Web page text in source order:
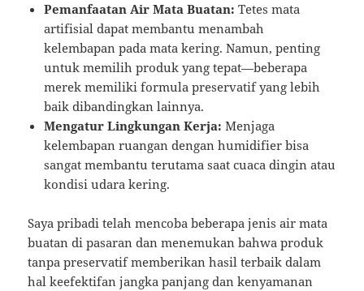
Pemanfaatan Air Mata Buatan: Tetes mata
artifisial dapat membantu menambah
kelembapan pada mata kering. Namun, penting
untuk memilih produk yang tepat—beberapa
merek memiliki formula preservatif yang lebih
baik dibandingkan lainnya.
Mengatur Lingkungan Kerja: Menjaga
kelembapan ruangan dengan humidifier bisa
sangat membantu terutama saat cuaca dingin atau
kondisi udara kering.
Saya pribadi telah mencoba beberapa jenis air mata
buatan di pasaran dan menemukan bahwa produk
tanpa preservatif memberikan hasil terbaik dalam
hal keefektifan jangka panjang dan kenyamanan